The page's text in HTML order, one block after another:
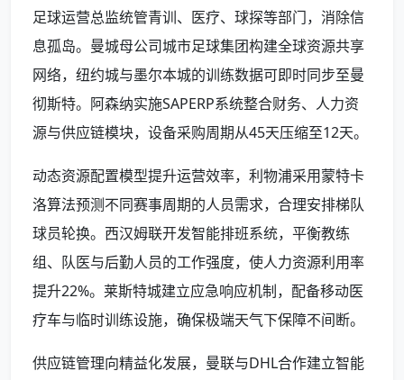
足球运营总监统管青训、医疗、球探等部门，消除信
息孤岛。曼城母公司城市足球集团构建全球资源共享
网络，纽约城与墨尔本城的训练数据可即时同步至曼
彻斯特。阿森纳实施SAPERP系统整合财务、人力资
源与供应链模块，设备采购周期从45天压缩至12天。
动态资源配置模型提升运营效率，利物浦采用蒙特卡
洛算法预测不同赛事周期的人员需求，合理安排梯队
球员轮换。西汉姆联开发智能排班系统，平衡教练
组、队医与后勤人员的工作强度，使人力资源利用率
提升22%。莱斯特城建立应急响应机制，配备移动医
疗车与临时训练设施，确保极端天气下保障不间断。
供应链管理向精益化发展，曼联与DHL合作建立智能